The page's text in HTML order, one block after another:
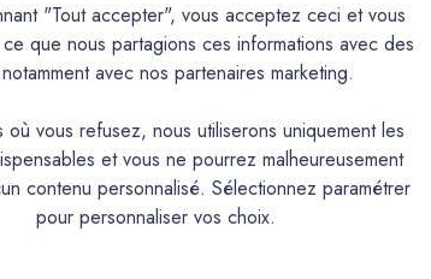
Peinture acrylique mate
Intérieur : Mur cuisine, salle de bain,chambre
Aspect mat soyeux
Brillance 85° (UB)*: <5
extrêmement simpleEmploi très facileFilm de peinture
"Tout accepter", vous acceptez ceci et vous
que nous partagions ces informations avec des
avec nos partenaires marketing.
où vous refusez, nous utiliserons uniquement les
et vous ne pourrez malheureusement
contenu personnalisé. Sélectionnez paramétrer
pour personnaliser vos choix.